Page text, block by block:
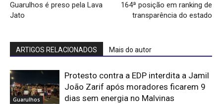
Guarulhos é preso pela Lava
Jato
164ª posição em ranking de
transparência do estado
ARTIGOS RELACIONADOS Mais do autor
Guarulhos
Protesto contra a EDP interdita a Jamil
João Zarif após moradores ficarem 9
dias sem energia no Malvinas